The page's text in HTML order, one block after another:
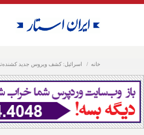
خانه اسرائیل: کشف ویروس جدید